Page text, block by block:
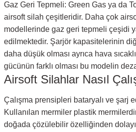
Gaz Geri Tepmeli: Green Gas ya da
airsoft silah çeşitleridir. Daha çok
modellerinde gaz geri tepmeli çeşidi
edilmektedir. Şarjör kapasitelerinin
daha düşük olması ayrıca hava
gücünün farklı olması bu modelin
Airsoft Silahlar Nasıl
Çalışma prensipleri bataryalı ve şarj
Kullanılan mermiler plastik
doğada çözülebilir özelliğinden